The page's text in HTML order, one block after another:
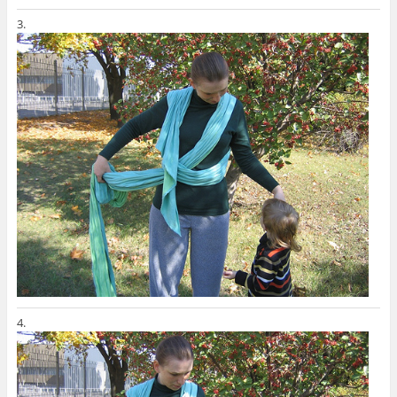
3.
4.